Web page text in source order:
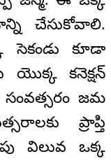
చేసుకోవాలి.
కూడా
యొక్క కనెక్షన్‌
సంవత్సరం జమ
ప్రాప్తి
విలువ ఒక్క